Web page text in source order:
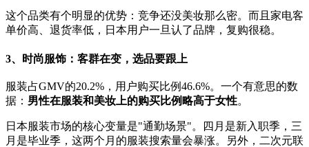
这个品类有个明显的优势：竞争还没美妆那么密。而且家电客
单价高、退货率低，日本用户一旦认了品牌，复购很稳。
3、时尚服饰：客群在变，选品要跟上
服装占GMV的20.2%，用户购买比例46.6%。一个有意思的数
据： 男性在服装和美妆上的购买比例略高于女性。
日本服装市场的核心变量是"通勤场景"。四月是新入职季，三
月是毕业季，这两个月的服装搜索量会暴涨。另外，二次元联